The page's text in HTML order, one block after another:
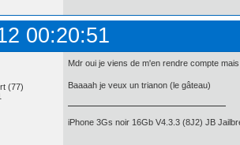
00:20:51
(77)
Mdr oui je viens de m'en rendre compte
Baaaah je veux un trianon (le gâteau)
iPhone 3Gs noir 16Gb V4.3.3 (8J2) JB